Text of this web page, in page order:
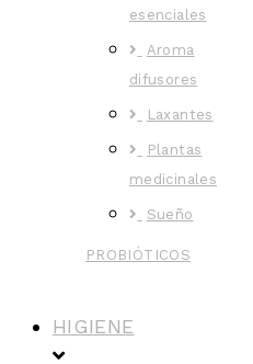
esenciales
Aroma
difusores
Laxantes
Plantas
medicinales
Sueño
PROBIÓTICOS
HIGIENE